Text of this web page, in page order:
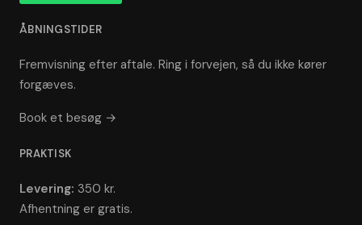
ÅBNINGSTIDER
Fremvisning efter aftale. Ring i forvejen, så du ikke kører
forgæves.
Book et besøg →
PRAKTISK
Levering: 350 kr.
Afhentning er gratis.